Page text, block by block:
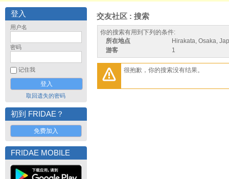
登入
用户名
密码
记住我
取回遗失的密码
初到 FRIDAE？
免费加入
FRIDAE MOBILE
交友社区 : 搜索
你的搜索有用到下列的条件:
所在地点
Hirakata, Osaka,
游客
1
很抱歉，你的搜索没有结果。